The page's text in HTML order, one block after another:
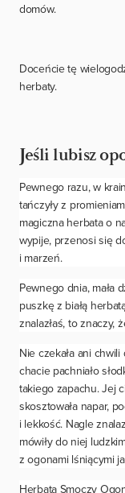
domów.
Doceńcie tę
herbaty.
Jeśli lubisz
Pewnego razu, w
tańczyły z
magiczna herbata o
wypije, przenosi się
i marzeń.
Pewnego dnia, mała
puszkę z białą
znalazłaś, to znaczy,
Nie czekała ani
chacie pachniało
takiego zapachu. Jej
skosztowała napar,
i lekkość. Nagle
mówiły do niej
z ogonami lśniącymi
Herbata Smoczy